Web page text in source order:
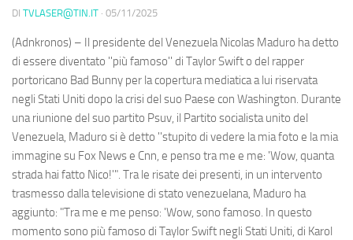
DI TVLASER@TIN.IT · 05/11/2025
(Adnkronos) – Il presidente del Venezuela Nicolas Maduro ha detto
di essere diventato ''più famoso'' di Taylor Swift o del rapper
portoricano Bad Bunny per la copertura mediatica a lui riservata
negli Stati Uniti dopo la crisi del suo Paese con Washington. Durante
una riunione del suo partito Psuv, il Partito socialista unito del
Venezuela, Maduro si è detto ''stupito di vedere la mia foto e la mia
immagine su Fox News e Cnn, e penso tra me e me: 'Wow, quanta
strada hai fatto Nico!'". Tra le risate dei presenti, in un intervento
trasmesso dalla televisione di stato venezuelana, Maduro ha
aggiunto: "Tra me e me penso: 'Wow, sono famoso. In questo
momento sono più famoso di Taylor Swift negli Stati Uniti, di Karol